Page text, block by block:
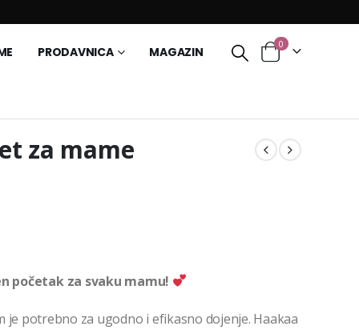
PRODAVNICA MAGAZIN
0
za mame
početak za svaku mamu!
je potrebno za ugodno i efikasno dojenje. Haakaa